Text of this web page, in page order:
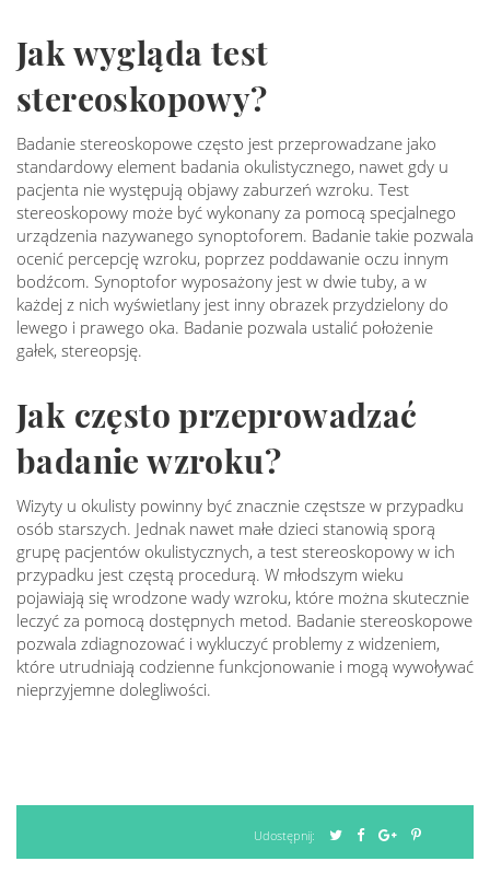
Jak wygląda test
stereoskopowy?
Badanie stereoskopowe często jest przeprowadzane jako
standardowy element badania okulistycznego, nawet gdy u
pacjenta nie występują objawy zaburzeń wzroku. Test
stereoskopowy może być wykonany za pomocą specjalnego
urządzenia nazywanego synoptoforem. Badanie takie pozwala
ocenić percepcję wzroku, poprzez poddawanie oczu innym
bodźcom. Synoptofor wyposażony jest w dwie tuby, a w
każdej z nich wyświetlany jest inny obrazek przydzielony do
lewego i prawego oka. Badanie pozwala ustalić położenie
gałek, stereopsję.
Jak często przeprowadzać
badanie wzroku?
Wizyty u okulisty powinny być znacznie częstsze w przypadku
osób starszych. Jednak nawet małe dzieci stanowią sporą
grupę pacjentów okulistycznych, a test stereoskopowy w ich
przypadku jest częstą procedurą. W młodszym wieku
pojawiają się wrodzone wady wzroku, które można skutecznie
leczyć za pomocą dostępnych metod. Badanie stereoskopowe
pozwala zdiagnozować i wykluczyć problemy z widzeniem,
które utrudniają codzienne funkcjonowanie i mogą wywoływać
nieprzyjemne dolegliwości.
Udostępnij: